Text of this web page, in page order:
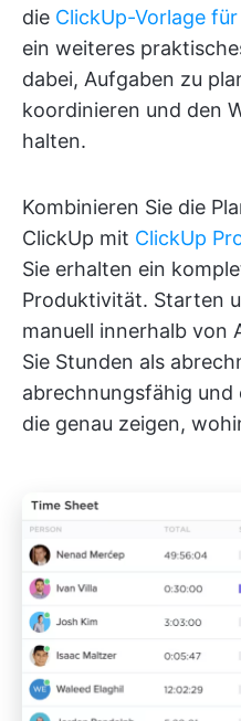
die ClickUp-Vorlage
ein weiteres
dabei, Aufgaben zu
koordinieren und den
halten.
Kombinieren Sie die
ClickUp mit ClickUp
Sie erhalten ein
Produktivität. Starten
manuell innerhalb von
Sie Stunden als
abrechnungsfähig und
die genau zeigen,